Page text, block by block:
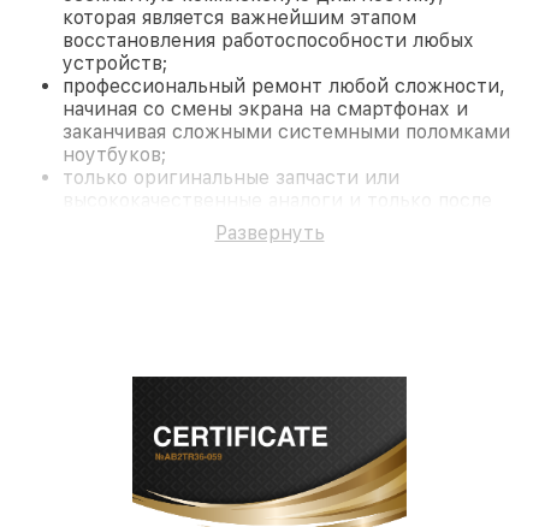
которая является важнейшим этапом
восстановления работоспособности любых
устройств;
профессиональный ремонт любой сложности,
начиная со смены экрана на смартфонах и
заканчивая сложными системными поломками
ноутбуков;
только оригинальные запчасти или
согласования с клиентом.
На все работы и замененные комплектующие
безупречной репутацией;
современное оборудование и
лицензированное ПО в ремонтно-
диагностических мастерских;
Развернуть